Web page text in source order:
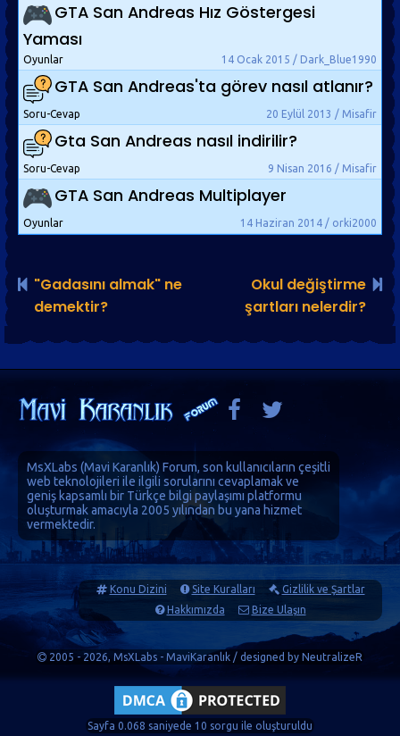
GTA San Andreas Hız Göstergesi
Yaması
14 Ocak 2015 / Dark_Blue1990
Oyunlar
GTA San Andreas'ta görev nasıl atlanır?
20 Eylül 2013 / Misafir
Soru-Cevap
Gta San Andreas nasıl indirilir?
9 Nisan 2016 / Misafir
Soru-Cevap
GTA San Andreas Multiplayer
14 Haziran 2014 / orki2000
Oyunlar
"Gadasını almak" ne
demektir?
Okul değiştirme
şartları nelerdir?
MsXLabs (Mavi Karanlık) Forum, son kullanıcıların çeşitli
web teknolojileri ile ilgili sorularını cevaplamak ve
geniş kapsamlı bir Türkçe bilgi paylaşımı platformu
oluşturmak amacıyla 2005 yılından bu yana hizmet
vermektedir.
Konu Dizini Site Kuralları
Gizlilik ve Şartlar
Hakkımızda
Bize Ulaşın
2005 - 2026, MsXLabs - MaviKaranlık / designed by NeutralizeR
Sayfa 0.068 saniyede 10 sorgu ile oluşturuldu